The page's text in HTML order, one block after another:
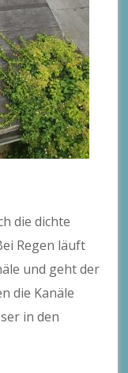
die dichte
Regen läuft
und geht der
die Kanäle
in den